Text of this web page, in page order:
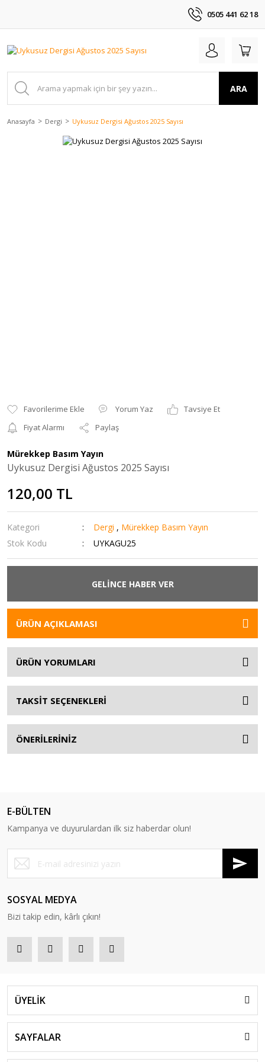
0505 441 62 18
ARA
Anasayfa Dergi Uykusuz Dergisi Ağustos 2025 Sayısı
Yorum Yaz
Tavsiye Et
Fiyat Alarmı
Paylaş
Mürekkep Basım Yayın
Uykusuz Dergisi Ağustos 2025 Sayısı
120,00 TL
Kategori Dergi , Mürekkep Basım Yayın
Stok Kodu
UYKAGU25
GELİNCE HABER VER
ÜRÜN AÇIKLAMASI
ÜRÜN YORUMLARI
TAKSİT SEÇENEKLERİ
ÖNERİLERİNİZ
E-BÜLTEN
Kampanya ve duyurulardan ilk siz haberdar olun!
SOSYAL MEDYA
Bizi takip edin, kârlı çıkın!
ÜYELİK
SAYFALAR